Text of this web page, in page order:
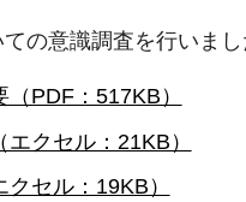
の意識調査を行いまし
PDF：517KB）
クセル：21KB）
セル：19KB）